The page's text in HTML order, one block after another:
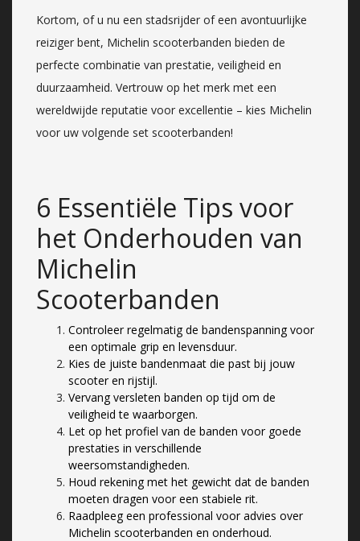
Kortom, of u nu een stadsrijder of een avontuurlijke
reiziger bent, Michelin scooterbanden bieden de
perfecte combinatie van prestatie, veiligheid en
duurzaamheid. Vertrouw op het merk met een
wereldwijde reputatie voor excellentie – kies Michelin
voor uw volgende set scooterbanden!
6 Essentiële Tips voor
het Onderhouden van
Michelin
Scooterbanden
Controleer regelmatig de bandenspanning voor
een optimale grip en levensduur.
Kies de juiste bandenmaat die past bij jouw
scooter en rijstijl.
Vervang versleten banden op tijd om de
veiligheid te waarborgen.
Let op het profiel van de banden voor goede
prestaties in verschillende
weersomstandigheden.
Houd rekening met het gewicht dat de banden
moeten dragen voor een stabiele rit.
Raadpleeg een professional voor advies over
Michelin scooterbanden en onderhoud.